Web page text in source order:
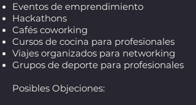
Eventos de emprendimiento
Hackathons
Cafés coworking
Cursos de cocina para profesionales
Viajes organizados para networking
Grupos de deporte para profesionales
Posibles Objeciones: